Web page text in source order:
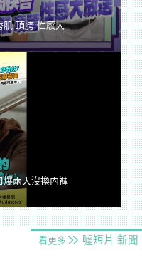
肌 頂胯 性感大
爆兩天沒換內褲
看更多 噓短片 新聞